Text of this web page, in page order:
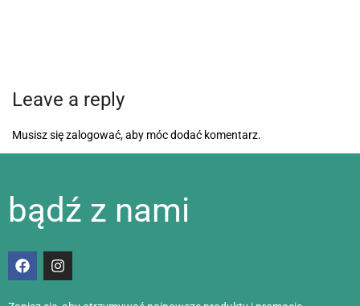
Leave a reply
Musisz sięzalogować, aby móc dodać komentarz.
bądź z nami